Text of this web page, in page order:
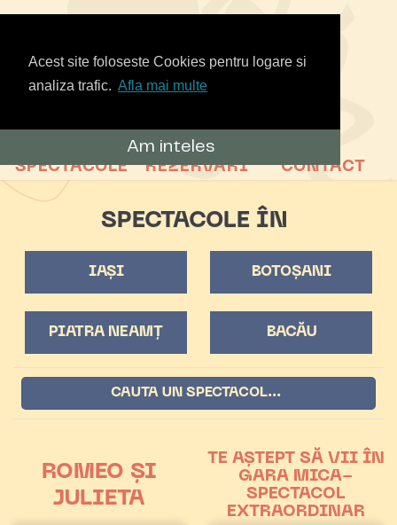
Acest site foloseste Cookies pentru logare si
analiza trafic. Afla mai multe
Am inteles
SPECTACOLE REZERVARI CONTACT
SPECTACOLE ÎN
IAȘI BOTOȘANI
PIATRA NEAMȚ BACĂU
ROMEO ȘI
JULIETA
TE AȘTEPT SĂ VII ÎN
GARA MICA-
SPECTACOL
EXTRAORDINAR